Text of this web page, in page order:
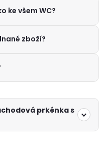
ke všem WC?
zboží?
prkénka s